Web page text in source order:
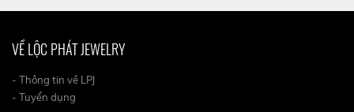
VỀ LỘC PHÁT JEWELRY
- Thông tin về LPJ
- Tuyển dụng